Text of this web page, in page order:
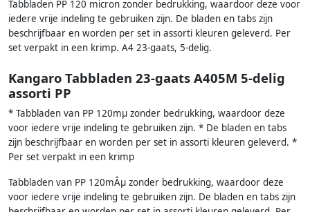
Tabbladen PP 120 micron zonder bedrukking, waardoor deze voor
iedere vrije indeling te gebruiken zijn. De bladen en tabs zijn
beschrijfbaar en worden per set in assorti kleuren geleverd. Per
set verpakt in een krimp. A4 23-gaats, 5-delig.
Kangaro Tabbladen 23-gaats A405M 5-delig
assorti PP
* Tabbladen van PP 120mµ zonder bedrukking, waardoor deze
voor iedere vrije indeling te gebruiken zijn. * De bladen en tabs
zijn beschrijfbaar en worden per set in assorti kleuren geleverd. *
Per set verpakt in een krimp
Tabbladen van PP 120mÂµ zonder bedrukking, waardoor deze
voor iedere vrije indeling te gebruiken zijn. De bladen en tabs zijn